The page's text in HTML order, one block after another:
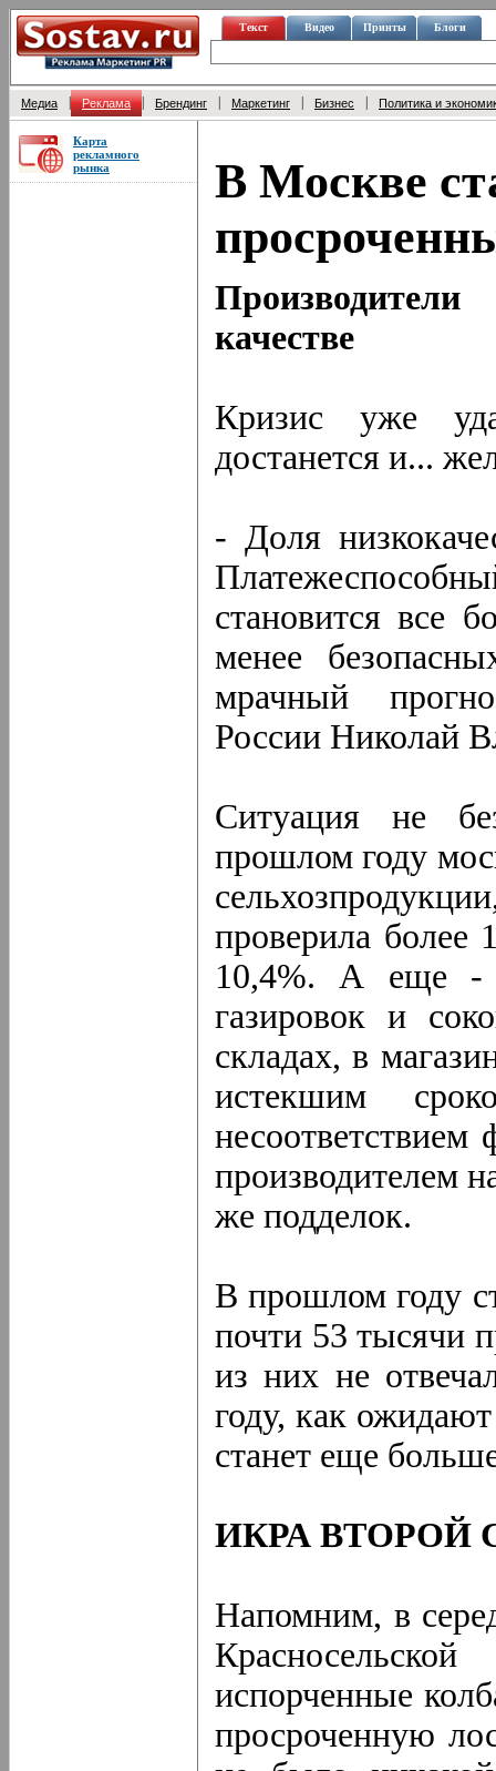
Текст Видео Принты Блоги
Медиа Реклама Брендинг Маркетинг Бизнес Политика и
Карта
рекламного
рынка
В Москве
качестве
Кризис уже
достанется и...
- Доля
становится все
менее
мрачный
России Николай
Ситуация не
прошлом году
проверила более
10,4%. А еще -
газировок и
складах, в
истекшим
несоответствием
производителем
же подделок.
В прошлом году
почти 53 тысячи
из них не
году, как
станет еще
ИКРА ВТОРОЙ
Напомним, в
испорченные
просроченную